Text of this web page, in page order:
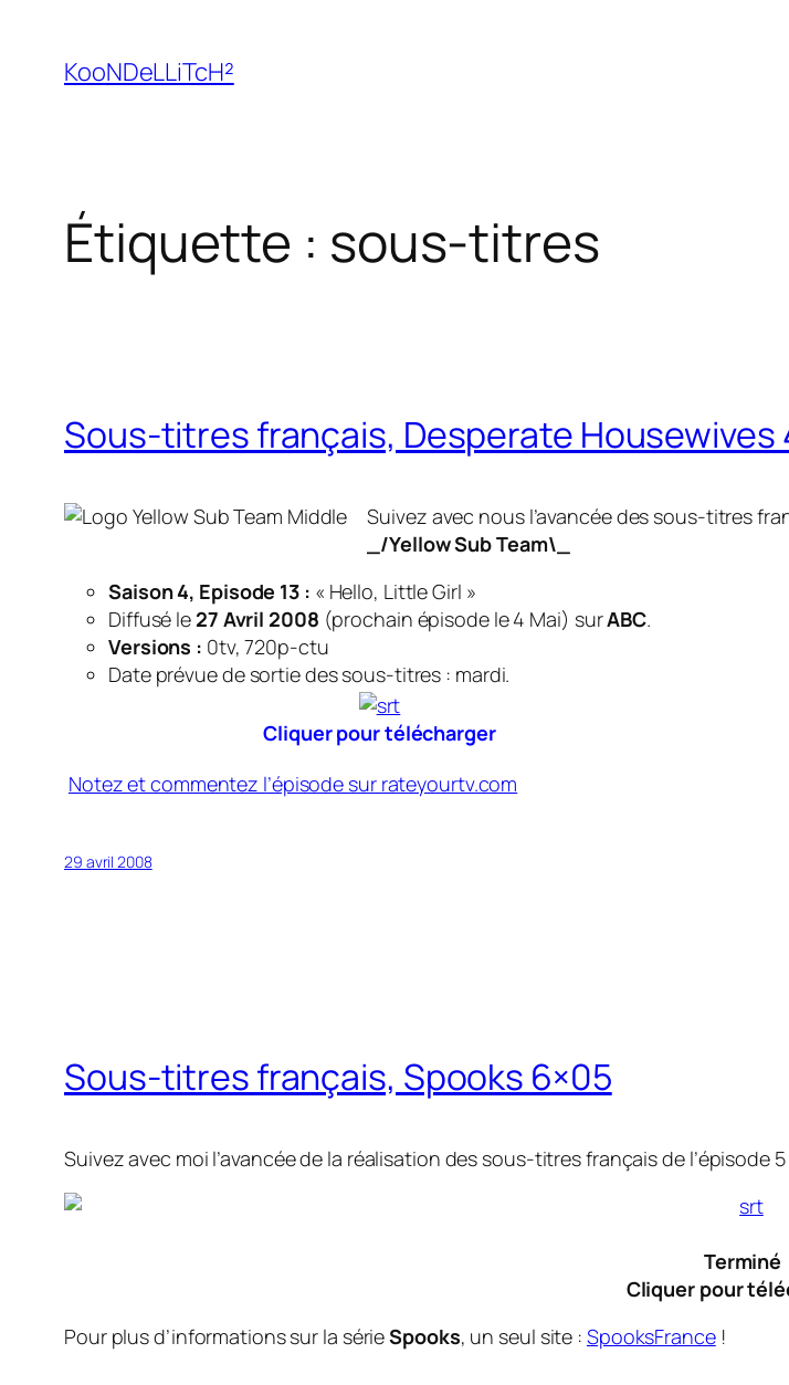
contenu
KooNDeLLiTcH²
Étiquette : sous-titres
Sous-titres français, Desperate Housewives
Suivez avec nous l’avancée des sous-titres
_/Yellow Sub Team\_
Saison 4, Episode 13 : « Hello, Little Girl »
Diffusé le 27 Avril 2008 (prochain épisode le 4 Mai) surABC.
Versions : 0tv, 720p-ctu
Date prévue de sortie des sous-titres : mardi.
Cliquer pour télécharger
Notez et commentez l’épisode sur rateyourtv.com
29 avril 2008
Sous-titres français, Spooks 6×05
Suivez avec moi l’avancée de la réalisation des sous-titres français de l’épisode
Terminé
Cliquer pour
Pour plus d’informations sur la sérieSpooks, un seul site : SpooksFrance!